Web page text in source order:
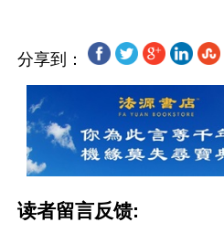
分享到：
读者留言反馈: